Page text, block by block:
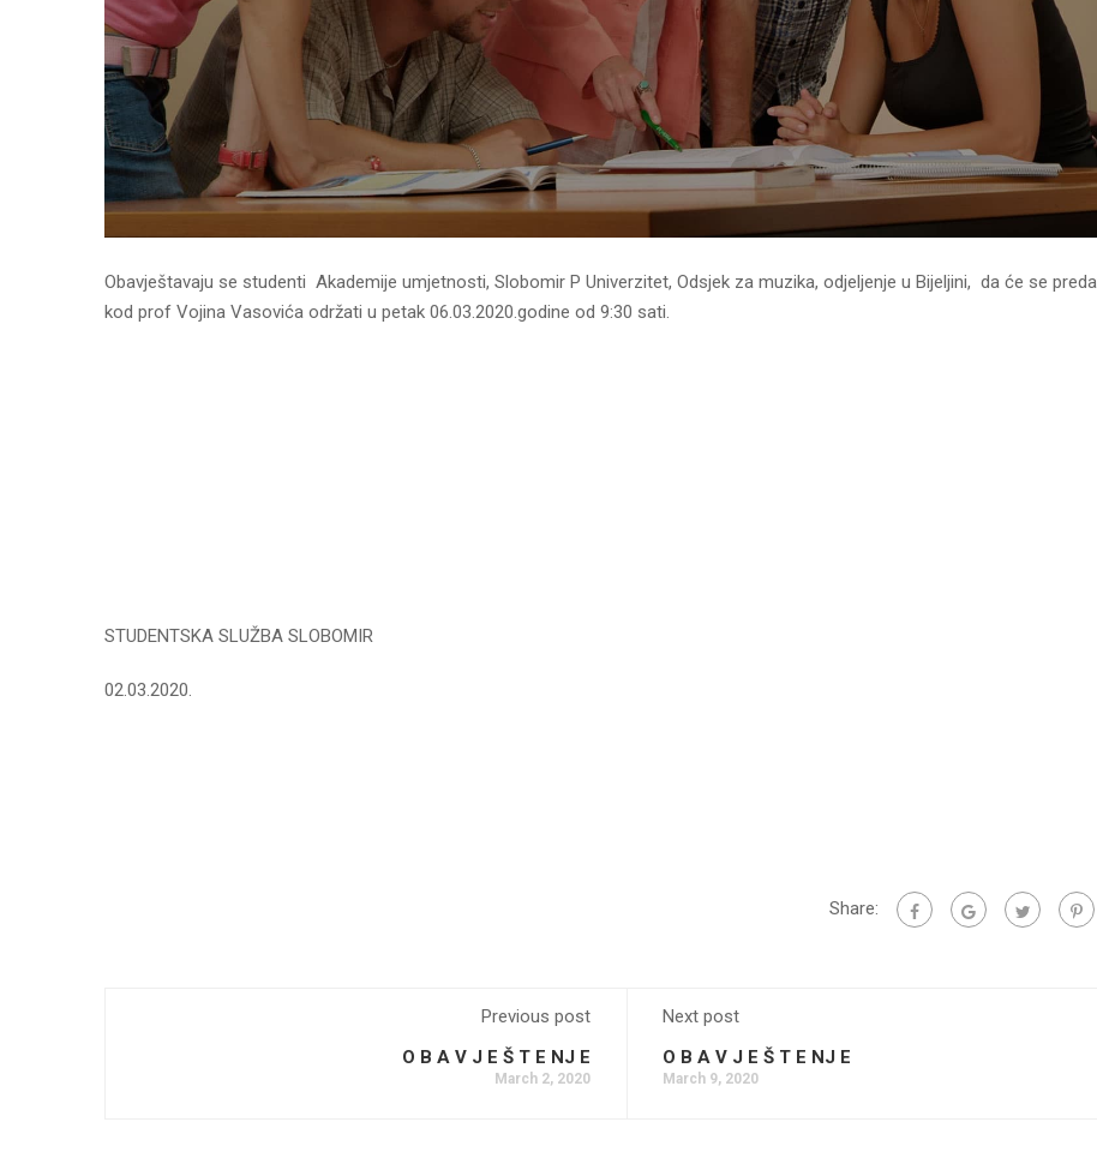
Obavještavaju se studenti Akademije umjetnosti, Slobomir P Univerzitet, Odsjek za muzika, odjeljenje u Bijeljini, da će se
kod prof Vojina Vasovića održati u petak 06.03.2020.godine od 9:30 sati.
STUDENTSKA SLUŽBA SLOBOMIR
02.03.2020.
Share:
Previous post
O B A V J E Š T E NJ E
March 2, 2020
Next post
O B A V J E Š T E NJ E
March 9, 2020